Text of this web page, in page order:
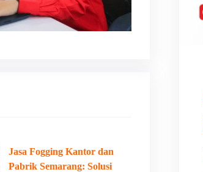
Jasa Fogging Kantor dan
Pabrik Semarang: Solusi